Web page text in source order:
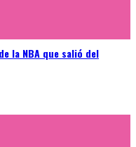
la NBA que salió del